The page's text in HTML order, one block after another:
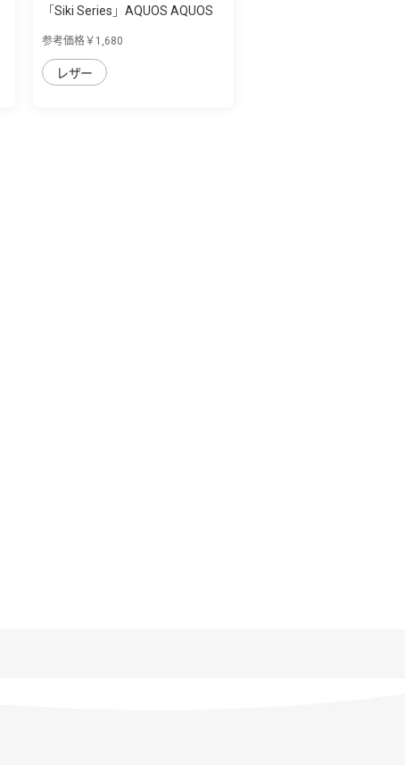
「Siki Series」AQUOS AQUOS
参考価格￥1,680
レザー